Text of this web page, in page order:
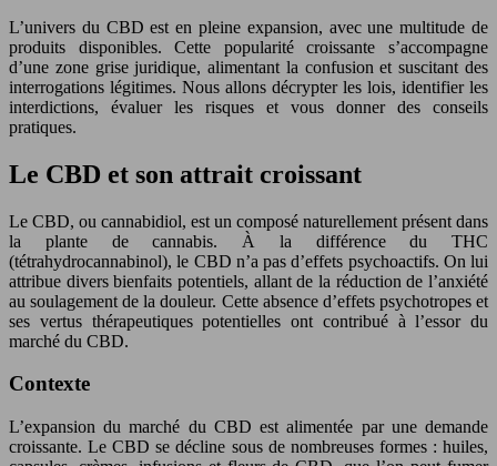
L’univers du CBD est en pleine expansion, avec une multitude de
produits disponibles. Cette popularité croissante s’accompagne
d’une zone grise juridique, alimentant la confusion et suscitant des
interrogations légitimes. Nous allons décrypter les lois, identifier les
interdictions, évaluer les risques et vous donner des conseils
pratiques.
Le CBD et son attrait croissant
Le CBD, ou cannabidiol, est un composé naturellement présent dans
la plante de cannabis. À la différence du THC
(tétrahydrocannabinol), le CBD n’a pas d’effets psychoactifs. On lui
attribue divers bienfaits potentiels, allant de la réduction de l’anxiété
au soulagement de la douleur. Cette absence d’effets psychotropes et
ses vertus thérapeutiques potentielles ont contribué à l’essor du
marché du CBD.
Contexte
L’expansion du marché du CBD est alimentée par une demande
croissante. Le CBD se décline sous de nombreuses formes : huiles,